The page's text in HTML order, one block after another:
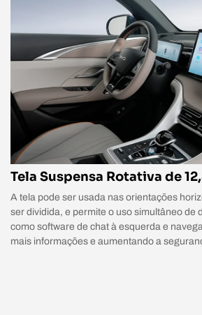
Tela Suspensa Rotativa de
A tela pode ser usada nas orientações
ser dividida, e permite o uso simultâneo de
como software de chat à esquerda e
mais informações e aumentando a